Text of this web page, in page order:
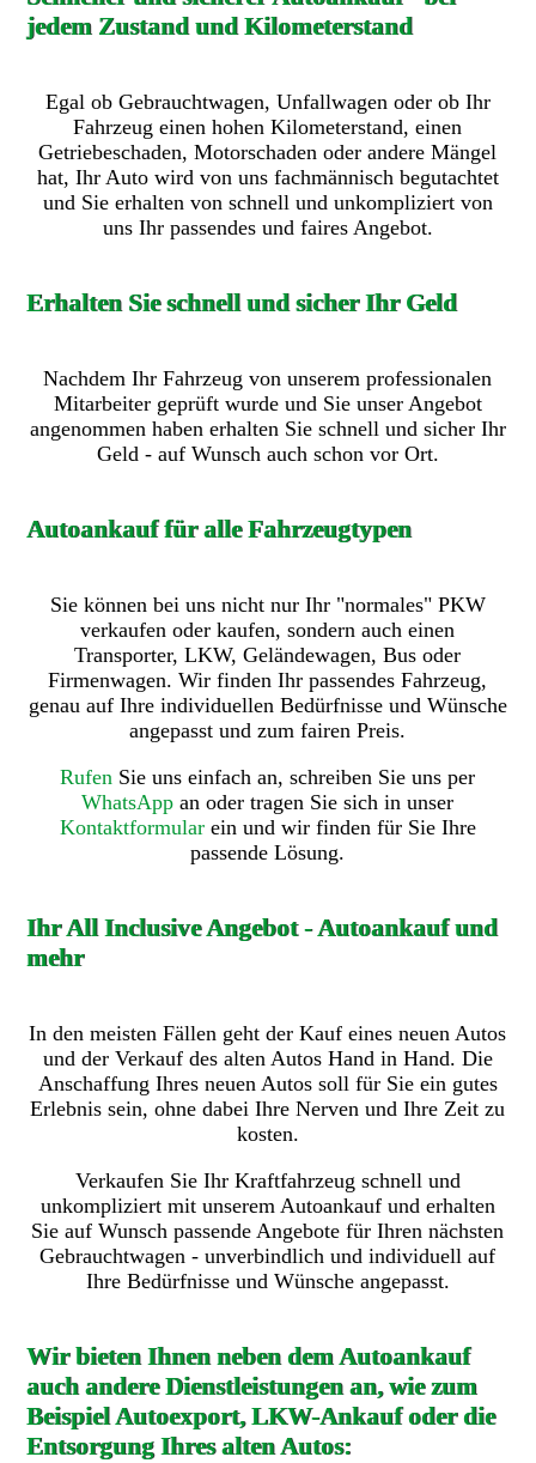
jedem Zustand und Kilometerstand
Egal ob Gebrauchtwagen, Unfallwagen oder ob Ihr
Fahrzeug einen hohen Kilometerstand, einen
Getriebeschaden, Motorschaden oder andere Mängel
hat, Ihr Auto wird von uns fachmännisch begutachtet
und Sie erhalten von schnell und unkompliziert von
uns Ihr passendes und faires Angebot.
Erhalten Sie schnell und sicher Ihr Geld
Nachdem Ihr Fahrzeug von unserem professionalen
Mitarbeiter geprüft wurde und Sie unser Angebot
angenommen haben erhalten Sie schnell und sicher Ihr
Geld - auf Wunsch auch schon vor Ort.
Autoankauf für alle Fahrzeugtypen
Sie können bei uns nicht nur Ihr "normales" PKW
verkaufen oder kaufen, sondern auch einen
Transporter, LKW, Geländewagen, Bus oder
Firmenwagen. Wir finden Ihr passendes Fahrzeug,
genau auf Ihre individuellen Bedürfnisse und Wünsche
angepasst und zum fairen Preis.
Rufen Sie uns einfach an, schreiben Sie uns per
WhatsApp an oder tragen Sie sich in unser
Kontaktformularein und wir finden für Sie Ihre
passende Lösung.
Ihr All Inclusive Angebot - Autoankauf und
mehr
In den meisten Fällen geht der Kauf eines neuen Autos
und der Verkauf des alten Autos Hand in Hand. Die
Anschaffung Ihres neuen Autos soll für Sie ein gutes
Erlebnis sein, ohne dabei Ihre Nerven und Ihre Zeit zu
kosten.
Verkaufen Sie Ihr Kraftfahrzeug schnell und
unkompliziert mit unserem Autoankauf und erhalten
Sie auf Wunsch passende Angebote für Ihren nächsten
Gebrauchtwagen - unverbindlich und individuell auf
Ihre Bedürfnisse und Wünsche angepasst.
Wir bieten Ihnen neben dem Autoankauf
auch andere Dienstleistungen an, wie zum
Beispiel Autoexport, LKW-Ankauf oder die
Entsorgung Ihres alten Autos: